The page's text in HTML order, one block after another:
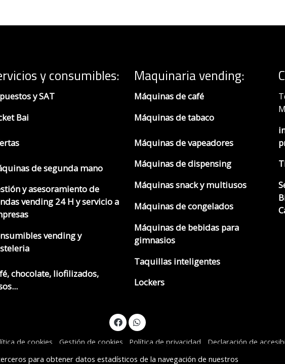
y consumibles:
y SAT
Bai
de segunda mano
y asesoramiento de
vending 24 H y servicio a
vending y
chocolate, liofilizados,
Maquinaria vending:
Máquinas de café
Máquinas de tabaco
Máquinas de vapeadores
Máquinas de dispensing
Máquinas snack y multiusos
Máquinas de congelados
Máquinas de bebidas para
gimnasios
Taquillas inteligentes
Lockers
de cookies Gestión de cookies Política de privacidad
Declaración de
para obtener datos estadísticos de la navegación de nuestros